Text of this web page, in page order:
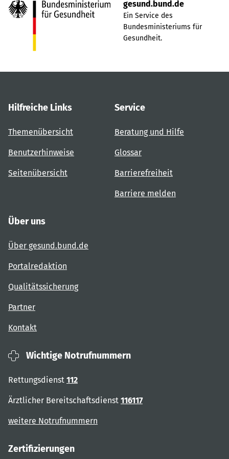
gesund.bund.de
Ein Service des
Bundesministeriums für
Gesundheit.
Hilfreiche Links
Themenübersicht
Benutzerhinweise
Seitenübersicht
Service
Beratung und Hilfe
Glossar
Barrierefreiheit
Barriere melden
Über uns
Über gesund.bund.de
Portalredaktion
Qualitätssicherung
Partner
Kontakt
Wichtige Notrufnummern
Rettungsdienst 112
Ärztlicher Bereitschaftsdienst 116117
weitere Notrufnummern
Zertifizierungen